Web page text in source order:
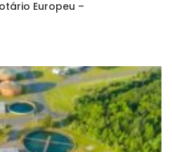
Europeu –